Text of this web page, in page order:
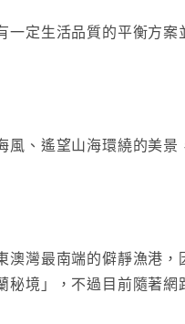
定生活品質的平衡方案
、遙望山海環繞的美景
灣最南端的僻靜漁港，
境」，不過目前隨著網